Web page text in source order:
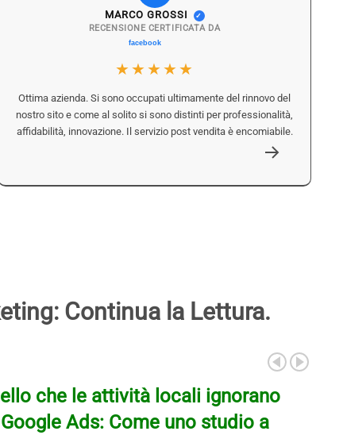
MARCO GROSSI ✓
RECENSIONE CERTIFICATA DA
★★★★★
Ottima azienda. Si sono occupati ultimamente del rinnovo del
nostro sito e come al solito si sono distinti per professionalità,
affidabilità, innovazione. Il servizio post vendita è encomiabile.
Continua la Lettura.
che le attività locali ignorano
Ads: Come uno studio a